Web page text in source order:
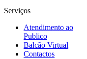
Serviços
Atendimento ao
Publico
Balcão Virtual
Contactos